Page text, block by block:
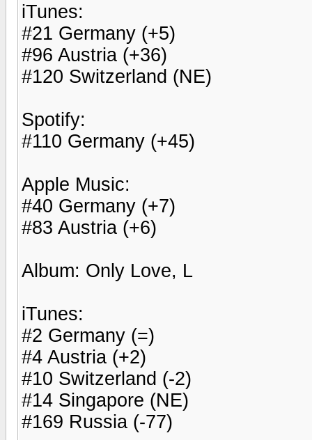
iTunes:
#21 Germany (+5)
#96 Austria (+36)
#120 Switzerland (NE)
Spotify:
#110 Germany (+45)
Apple Music:
#40 Germany (+7)
#83 Austria (+6)
Album: Only Love, L
iTunes:
#2 Germany (=)
#4 Austria (+2)
#10 Switzerland (-2)
#14 Singapore (NE)
#169 Russia (-77)